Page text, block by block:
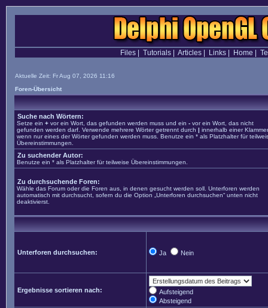
Files| Tutorials| Articles| Links| Home
Aktuelle Zeit: Fr Aug 07, 2026 11:16
Foren-Übersicht
Suche nach Wörtern:
Setze ein + vor ein Wort, das gefunden werden muss und ein - vor ein Wort, das nicht
gefunden werden darf. Verwende mehrere Wörter getrennt durch | innerhalb einer
wenn nur eines der Wörter gefunden werden muss. Benutze ein * als Platzhalter für
Übereinstimmungen.
Zu suchender Autor:
Benutze ein * als Platzhalter für teilweise Übereinstimmungen.
Zu durchsuchende Foren:
Wähle das Forum oder die Foren aus, in denen gesucht werden soll. Unterforen werden
automatisch mit durchsucht, sofern du die Option „Unterforen durchsuchen“ unten nicht
deaktivierst.
Unterforen durchsuchen: Ja Nein
Ergebnisse sortieren nach:
Aufsteigend
Absteigend